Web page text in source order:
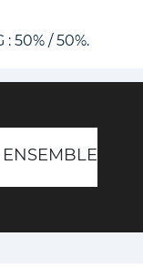
50% / 50%.